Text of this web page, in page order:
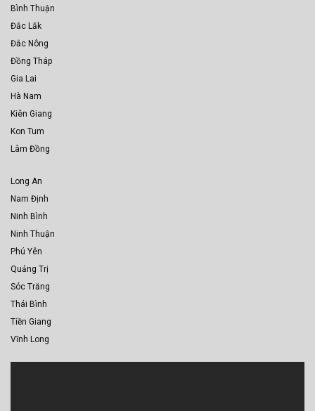
Bình Thuận
Đắc Lắk
Đắc Nông
Đồng Tháp
Gia Lai
Hà Nam
Kiên Giang
Kon Tum
Lâm Đồng
Long An
Nam Định
Ninh Bình
Ninh Thuận
Phú Yên
Quảng Trị
Sóc Trăng
Thái Bình
Tiền Giang
Vĩnh Long